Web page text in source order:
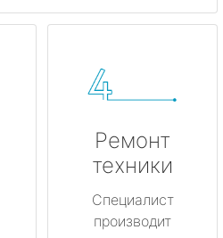
Ремонт
техники
Специалист
производит